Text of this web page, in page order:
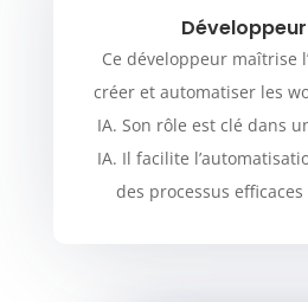
Développeur
Ce développeur maîtrise
créer et automatiser les
IA. Son rôle est clé dans
IA. Il facilite
des processus